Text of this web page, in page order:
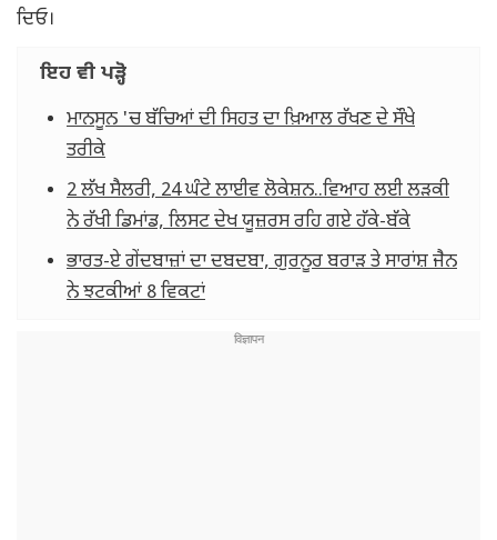
ਦਿਓ।
ਇਹ ਵੀ ਪੜ੍ਹੋ
ਮਾਨਸੂਨ 'ਚ ਬੱਚਿਆਂ ਦੀ ਸਿਹਤ ਦਾ ਖ਼ਿਆਲ ਰੱਖਣ ਦੇ ਸੌਖੇ
ਤਰੀਕੇ
2 ਲੱਖ ਸੈਲਰੀ, 24 ਘੰਟੇ ਲਾਈਵ ਲੋਕੇਸ਼ਨ..ਵਿਆਹ ਲਈ ਲੜਕੀ
ਨੇ ਰੱਖੀ ਡਿਮਾਂਡ, ਲਿਸਟ ਦੇਖ ਯੂਜ਼ਰਸ ਰਹਿ ਗਏ ਹੱਕੇ-ਬੱਕੇ
ਭਾਰਤ-ਏ ਗੇਂਦਬਾਜ਼ਾਂ ਦਾ ਦਬਦਬਾ, ਗੁਰਨੂਰ ਬਰਾੜ ਤੇ ਸਾਰਾਂਸ਼ ਜੈਨ
ਨੇ ਝਟਕੀਆਂ 8 ਵਿਕਟਾਂ